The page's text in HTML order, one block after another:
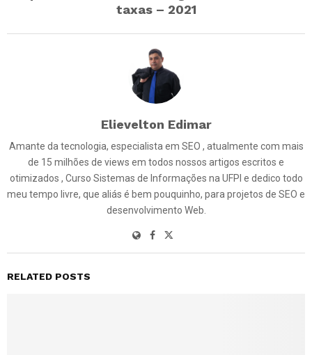
taxas – 2021
Elievelton Edimar
Amante da tecnologia, especialista em SEO , atualmente com mais
de 15 milhões de views em todos nossos artigos escritos e
otimizados , Curso Sistemas de Informações na UFPI e dedico todo
meu tempo livre, que aliás é bem pouquinho, para projetos de SEO e
desenvolvimento Web.
RELATED POSTS